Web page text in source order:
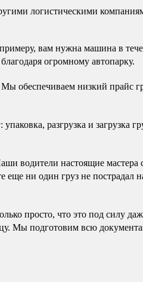
логистическими
вам нужна машина в
огромному автопарку.
обеспечиваем низкий прайс
разгрузка и загрузка
водители настоящие мастера
ни один груз не пострадал
просто, что это под силу
Мы подготовим всю